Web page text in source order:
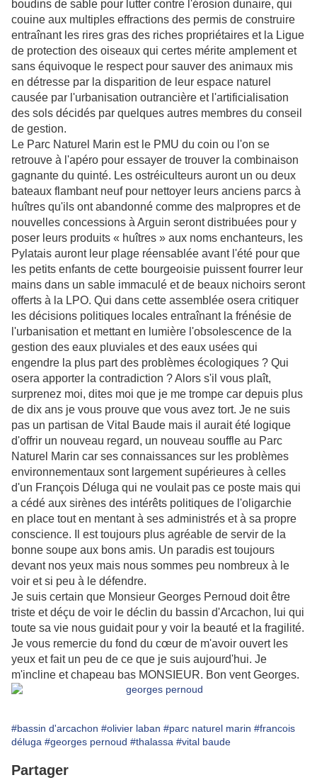
boudins de sable pour lutter contre l'érosion dunaire, qui
couine aux multiples effractions des permis de construire
entraînant les rires gras des riches propriétaires et la Ligue
de protection des oiseaux qui certes mérite amplement et
sans équivoque le respect pour sauver des animaux mis
en détresse par la disparition de leur espace naturel
causée par l'urbanisation outrancière et l'artificialisation
des sols décidés par quelques autres membres du conseil
de gestion.
Le Parc Naturel Marin est le PMU du coin ou l'on se
retrouve à l'apéro pour essayer de trouver la combinaison
gagnante du quinté. Les ostréiculteurs auront un ou deux
bateaux flambant neuf pour nettoyer leurs anciens parcs à
huîtres qu'ils ont abandonné comme des malpropres et de
nouvelles concessions à Arguin seront distribuées pour y
poser leurs produits « huîtres » aux noms enchanteurs, les
Pylatais auront leur plage réensablée avant l'été pour que
les petits enfants de cette bourgeoisie puissent fourrer leur
mains dans un sable immaculé et de beaux nichoirs seront
offerts à la LPO. Qui dans cette assemblée osera critiquer
les décisions politiques locales entraînant la frénésie de
l'urbanisation et mettant en lumière l'obsolescence de la
gestion des eaux pluviales et des eaux usées qui
engendre la plus part des problèmes écologiques ? Qui
osera apporter la contradiction ? Alors s'il vous plaît,
surprenez moi, dites moi que je me trompe car depuis plus
de dix ans je vous prouve que vous avez tort. Je ne suis
pas un partisan de Vital Baude mais il aurait été logique
d'offrir un nouveau regard, un nouveau souffle au Parc
Naturel Marin car ses connaissances sur les problèmes
environnementaux sont largement supérieures à celles
d'un François Déluga qui ne voulait pas ce poste mais qui
a cédé aux sirènes des intérêts politiques de l'oligarchie
en place tout en mentant à ses administrés et à sa propre
conscience. Il est toujours plus agréable de servir de la
bonne soupe aux bons amis. Un paradis est toujours
devant nos yeux mais nous sommes peu nombreux à le
voir et si peu à le défendre.
Je suis certain que Monsieur Georges Pernoud doit être
triste et déçu de voir le déclin du bassin d'Arcachon, lui qui
toute sa vie nous guidait pour y voir la beauté et la fragilité.
Je vous remercie du fond du cœur de m'avoir ouvert les
yeux et fait un peu de ce que je suis aujourd'hui. Je
m'incline et chapeau bas MONSIEUR. Bon vent Georges.
#bassin d'arcachon #olivier laban #parc naturel marin #francois
déluga #georges pernoud #thalassa #vital baude
Partager